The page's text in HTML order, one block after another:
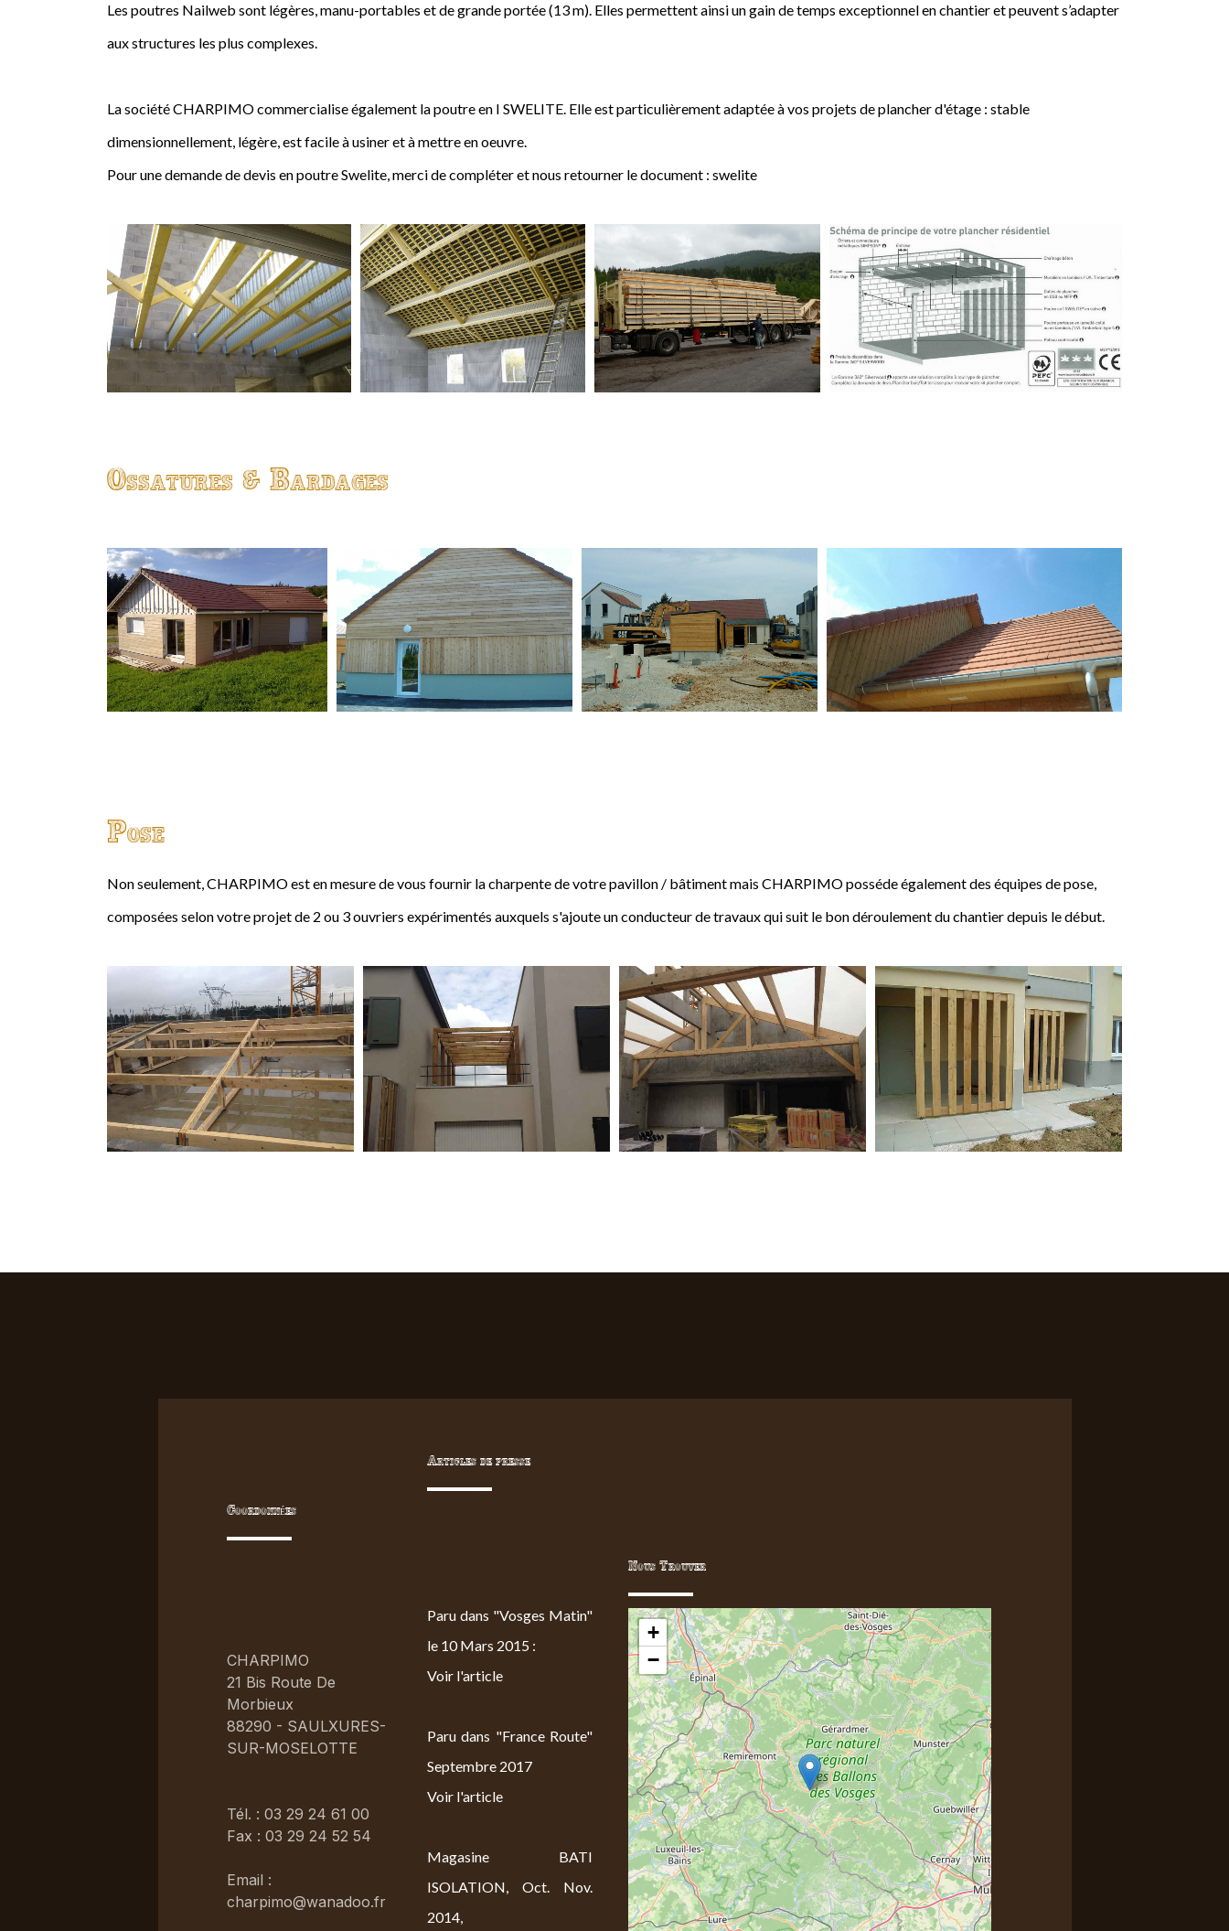
Les poutres Nailweb sont légères, manu-portables et de grande portée (13 m). Elles permettent ainsi un gain de temps exceptionnel en chantier et peuvent s’adapter
aux structures les plus complexes.
La société CHARPIMO commercialise également la poutre en I SWELITE. Elle est particulièrement adaptée à vos projets de plancher d'étage : stable
dimensionnellement, légère, est facile à usiner et à mettre en oeuvre.
Pour une demande de devis en poutre Swelite, merci de compléter et nous retourner le document : swelite
Ossatures & Bardages
Pose
Non seulement, CHARPIMO est en mesure de vous fournir la charpente de votre pavillon / bâtiment mais CHARPIMO posséde également des équipes de pose,
composées selon votre projet de 2 ou 3 ouvriers expérimentés auxquels s'ajoute un conducteur de travaux qui suit le bon déroulement du chantier depuis le début.
Coordonnées
CHARPIMO
21 Bis Route De
Morbieux
88290 - SAULXURES-
SUR-MOSELOTTE
Tél. : 03 29 24 61 00
Fax : 03 29 24 52 54
Email :
charpimo@wanadoo.fr
Articles de presse
Paru dans "Vosges Matin"
le 10 Mars 2015 :
Voir l'article
Paru dans "France Route"
Septembre 2017
Voir l'article
Magasine BATI
ISOLATION, Oct. Nov.
2014,
Nous Trouver
+
−